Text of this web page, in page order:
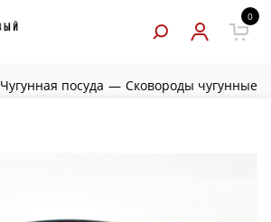
0
Чугунная посуда — Сковороды чугунные